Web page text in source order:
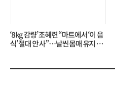
‘8kg 감량’ 조혜련 “마트에서 ‘이 음
식’ 절대 안 사”…날씬 몸매 유지 비